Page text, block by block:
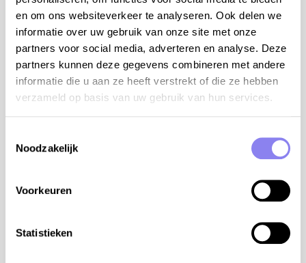
en om ons websiteverkeer te analyseren. Ook delen we
informatie over uw gebruik van onze site met onze
partners voor social media, adverteren en analyse. Deze
partners kunnen deze gegevens combineren met andere
informatie die u aan ze heeft verstrekt of die ze hebben
verzameld op basis van uw gebruik van hun services.
Noodzakelijk
Voorkeuren
Statistieken
woning
tips van de eigenaar:
Rochegude, gelegen op de grens van de regio's
Drôme Provençale en Vaucluse, biedt talloze
mogelijkheden om te wandelen
aanraders: Restaurant Chez Vin's in Rochegude
gerechten), Restaurant Le Mas du Couchant in
Suze-la-Rousse, Restaurant Le Temps de Vivre in
Bollène Aventure: accrobranche voor kinderen en
Wam Park: recreatiepark met waterspellen en
watersportcursussen in Piolenc